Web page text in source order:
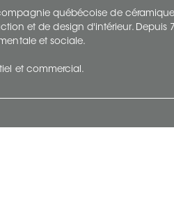
québécoise de
et de design d'intérieur. Depuis
et sociale.
et commercial.